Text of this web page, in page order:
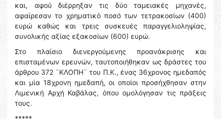
και, αφού διέρρηξαν τις δύο ταμειακές μηχανές,
αφαίρεσαν το χρηματικό ποσό των τετρακοσίων (400)
ευρώ καθώς και τρεις συσκευές παραγγελιοληψίας,
συνολικής αξίας εξακοσίων (600) ευρώ.
Στο πλαίσιο διενεργούμενης προανάκρισης και
επισταμένων ερευνών, ταυτοποιήθηκαν ως δράστες του
άρθρου 372 ¨ΚΛΟΠΗ¨ του Π.Κ., ένας 36χρονος ημεδαπός
και μία 18χρονη ημεδαπή, οι οποίοι προσήχθησαν στην
Λιμενική Αρχή Καβάλας, όπου ομολόγησαν τις πράξεις
τους.